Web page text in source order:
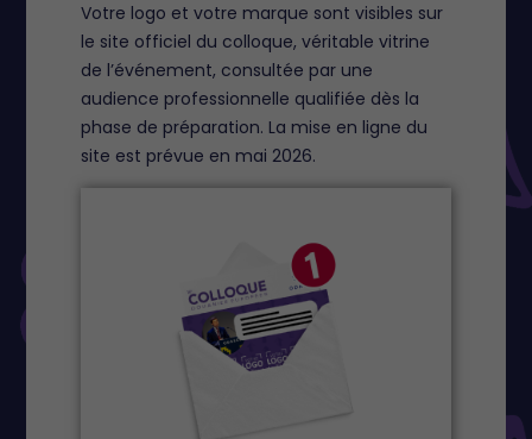
Votre logo et votre marque sont visibles sur
le site officiel du colloque, véritable vitrine
de l’événement, consultée par une
audience professionnelle qualifiée dès la
phase de préparation. La mise en ligne du
site est prévue en mai 2026.